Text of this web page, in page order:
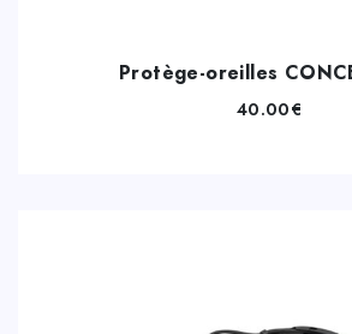
Protège-oreilles
40.00€